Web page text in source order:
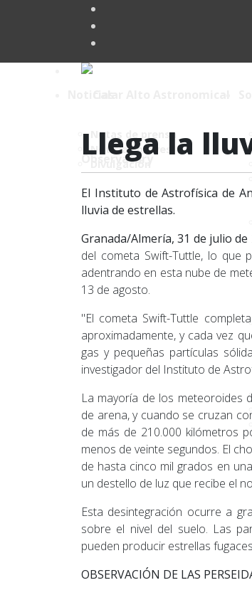
Notas de prensa
Noticias breves
Divulgación
Llega la
El Instituto de Astrofísica de
lluvia de estrellas.
Granada/Almería, 31 de julio de
del cometa Swift-Tuttle, lo que
adentrando en esta nube de
13 de agosto.
"El cometa Swift-Tuttle
aproximadamente, y cada vez
gas y pequeñas partículas
investigador del Instituto de
La mayoría de los meteoroides
de arena, y cuando se cruzan
de más de 210.000 kilómetros
menos de veinte segundos. El
de hasta cinco mil grados en
un destello de luz que recibe el
Esta desintegración ocurre a
sobre el nivel del suelo. Las
pueden producir estrellas
OBSERVACIÓN DE LAS